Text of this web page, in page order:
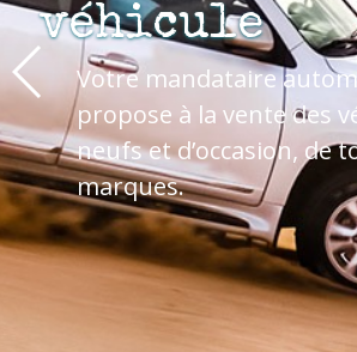
véhicule
Votre mandataire
propose à la vente des
neufs et d’occasion, de
marques.